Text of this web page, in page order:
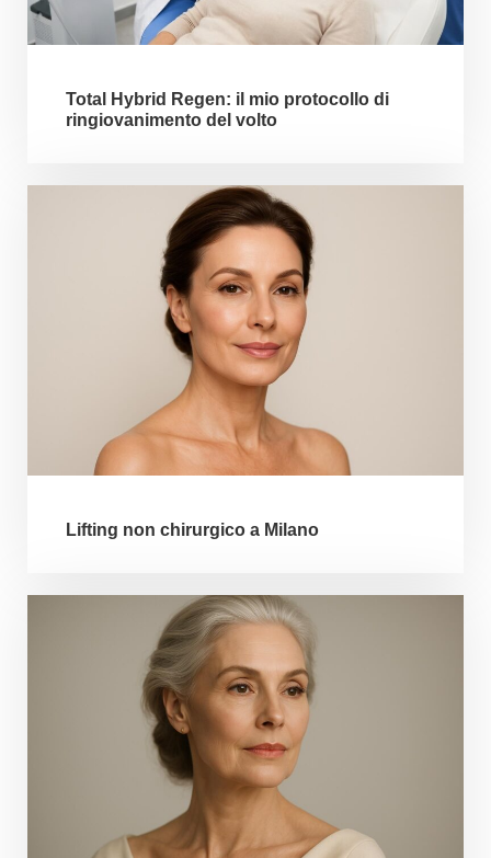
Total Hybrid Regen: il mio protocollo di
ringiovanimento del volto
Lifting non chirurgico a Milano